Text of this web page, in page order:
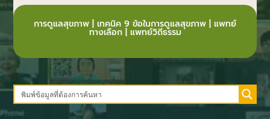
การดูแลสุขภาพ | เทคนิค 9 ข้อในการดูแลสุขภาพ | แพทย์
ทางเลือก| แพทย์วิถีธรรม